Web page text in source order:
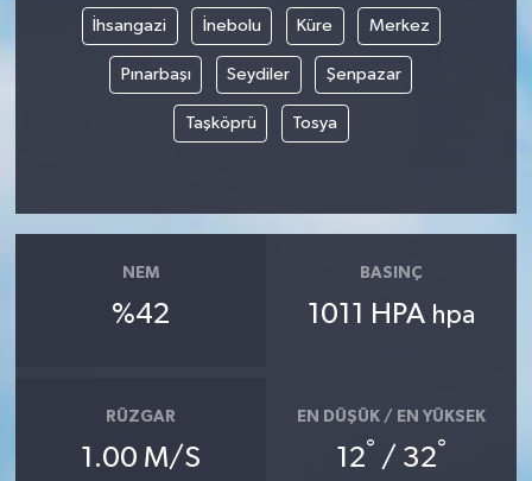
İhsangazi İnebolu Küre Merkez
Pınarbaşı Seydiler Şenpazar
Taşköprü Tosya
NEM
%42
BASINÇ
1011 HPA hpa
RÜZGAR
1.00 M/S
EN DÜŞÜK / EN YÜKSEK
12° / 32°